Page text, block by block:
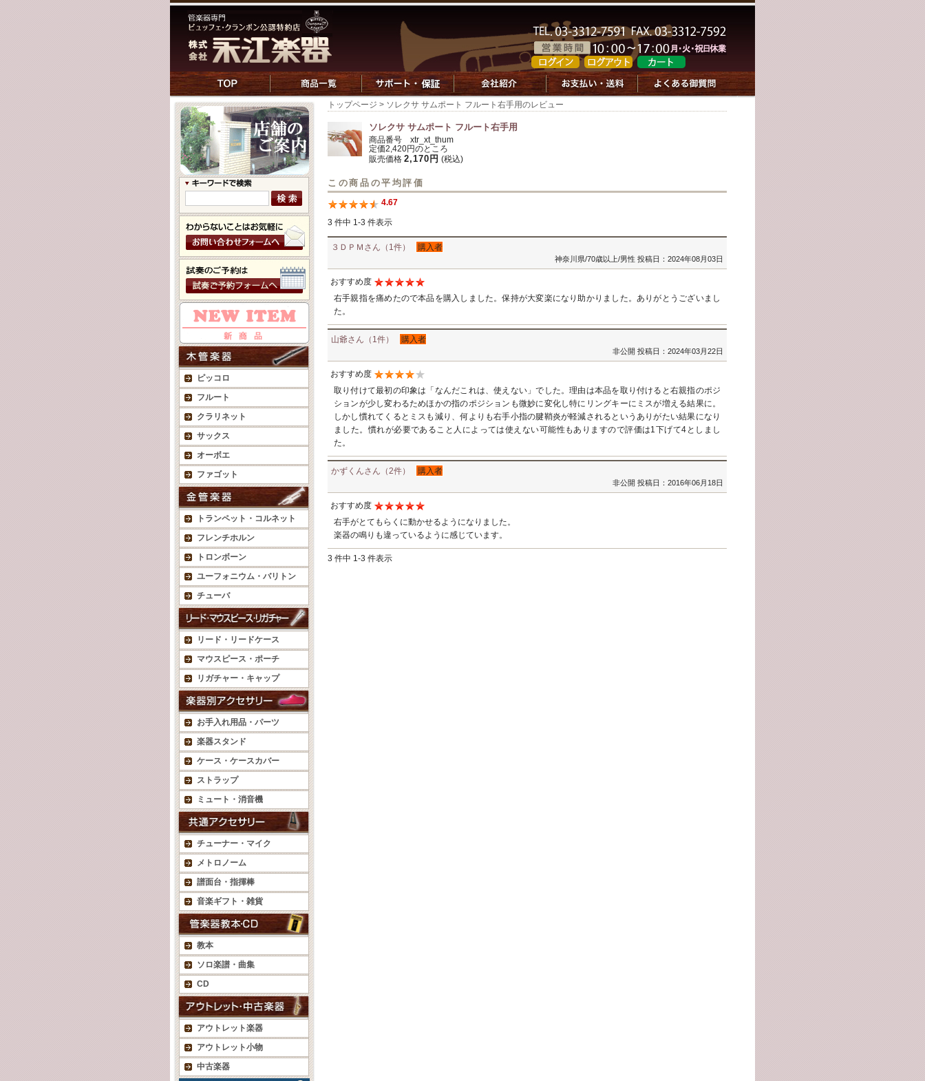
ピッコロ
フルート
クラリネット
サックス
オーボエ
ファゴット
トランペット・コルネット
フレンチホルン
トロンボーン
ユーフォニウム・バリトン
チューバ
リード・リードケース
マウスピース・ポーチ
リガチャー・キャップ
お手入れ用品・パーツ
楽器スタンド
ケース・ケースカバー
ストラップ
ミュート・消音機
チューナー・マイク
メトロノーム
譜面台・指揮棒
音楽ギフト・雑貨
教本
ソロ楽譜・曲集
CD
アウトレット楽器
アウトレット小物
中古楽器
トップページ > ソレクサ サムポート フルート右手用のレビュー
ソレクサ サムポート フルート右手用
商品番号 xtr_xt_thum
定価2,420円のところ
販売価格 2,170円 (税込)
この商品の平均評価
4.67
3 件中 1-3 件表示
３ＤＰＭさん（1件） 購入者
神奈川県/70歳以上/男性 投稿日：2024年08月03日
おすすめ度
右手親指を痛めたので本品を購入しました。保持が大変楽になり助かりました。ありがとうございまし
た。
山爺さん（1件） 購入者
非公開 投稿日：2024年03月22日
おすすめ度
取り付けて最初の印象は「なんだこれは、使えない」でした。理由は本品を取り付けると右親指のポジ
ションが少し変わるためほかの指のポジションも微妙に変化し特にリングキーにミスが増える結果に。
しかし慣れてくるとミスも減り、何よりも右手小指の腱鞘炎が軽減されるというありがたい結果になり
ました。慣れが必要であること人によっては使えない可能性もありますので評価は1下げて4としまし
た。
かずくんさん（2件） 購入者
非公開 投稿日：2016年06月18日
おすすめ度
右手がとてもらくに動かせるようになりました。
楽器の鳴りも違っているように感じています。
3 件中 1-3 件表示